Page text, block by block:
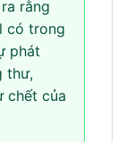
rằng
có trong
phát
thư,
chết của